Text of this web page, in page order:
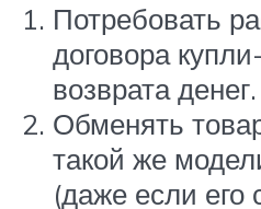
Потребовать
договора
возврата денег.
Обменять
такой же
(даже если его